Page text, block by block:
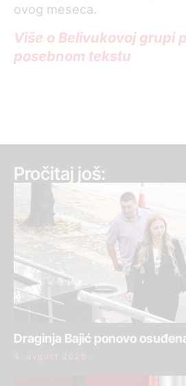
ovog meseca.
Više o Belivukovoj grupi
posebnom tekstu
Pročitaj još:
Draginja Bajić ponovo
4. avgust 2026.